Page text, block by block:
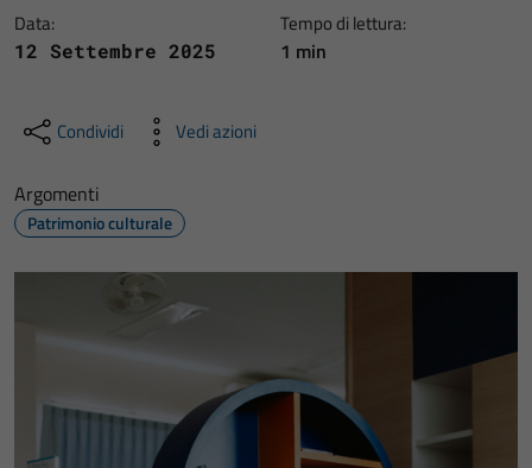
Data:
12 Settembre 2025
Tempo di lettura:
1 min
Condividi Vedi azioni
Argomenti
Patrimonio culturale